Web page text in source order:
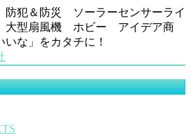
犯＆防災 ソーラーセンサーライ
大型扇風機 ホビー アイデア商
な」をカタチに！